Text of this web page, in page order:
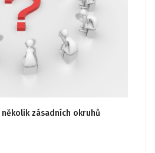
zásadních okruhů